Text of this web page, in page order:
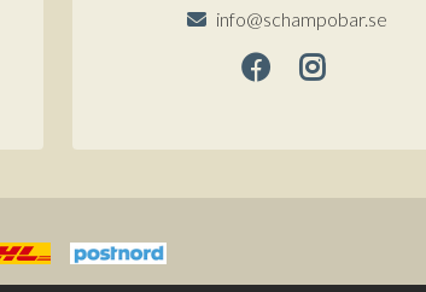
info@schampobar.se